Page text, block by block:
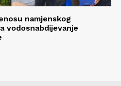
namjenskog
vodosnabdijevanje